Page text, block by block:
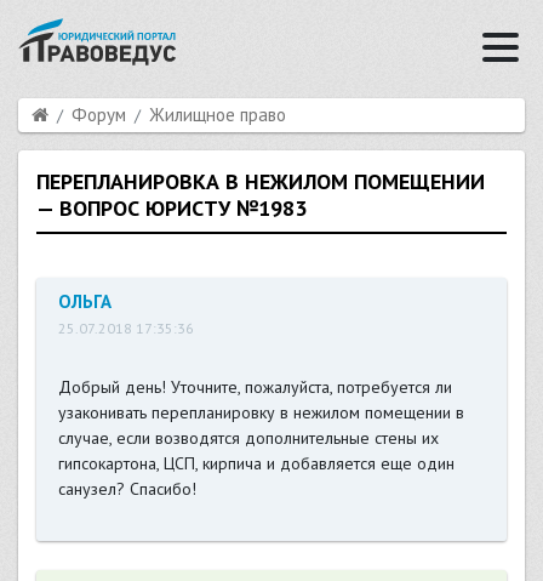
Форум Жилищное право
ПЕРЕПЛАНИРОВКА В НЕЖИЛОМ ПОМЕЩЕНИИ
— ВОПРОС ЮРИСТУ №1983
ОЛЬГА
25.07.2018 17:35:36
Добрый день! Уточните, пожалуйста, потребуется ли
узаконивать перепланировку в нежилом помещении в
случае, если возводятся дополнительные стены их
гипсокартона, ЦСП, кирпича и добавляется еще один
санузел? Спасибо!